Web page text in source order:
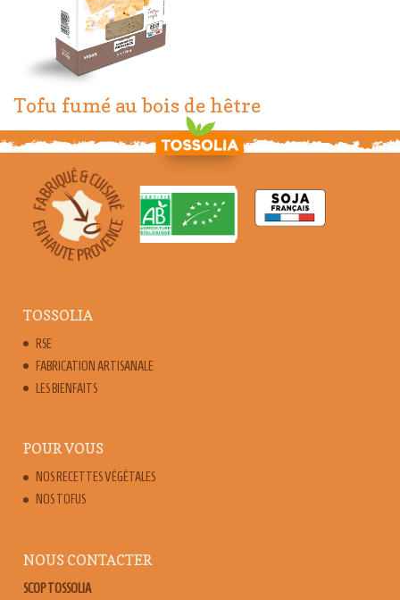
Tofu fumé au bois de hêtre
TOSSOLIA
RSE
FABRICATION ARTISANALE
LES BIENFAITS
POUR VOUS
NOS RECETTES VÉGÉTALES
NOS TOFUS
NOUS CONTACTER
SCOP TOSSOLIA